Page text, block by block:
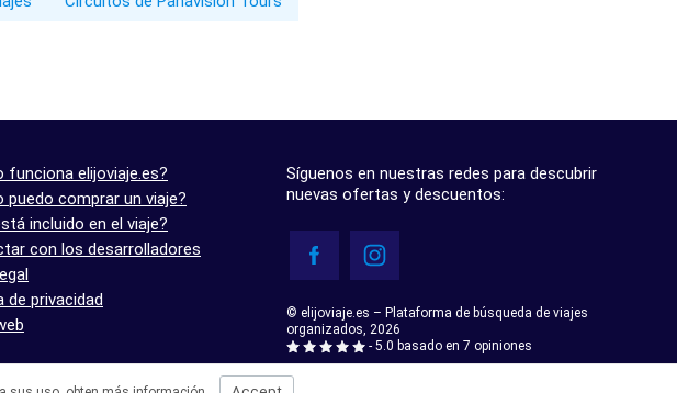
funciona elijoviaje.es?
puedo comprar un viaje?
incluido en el viaje?
con los desarrolladores
de privacidad
Síguenos en nuestras redes para descubrir
nuevas ofertas y descuentos:
© elijoviaje.es – Plataforma de búsqueda de viajes
organizados, 2026
- 5.0 basado en 7 opiniones